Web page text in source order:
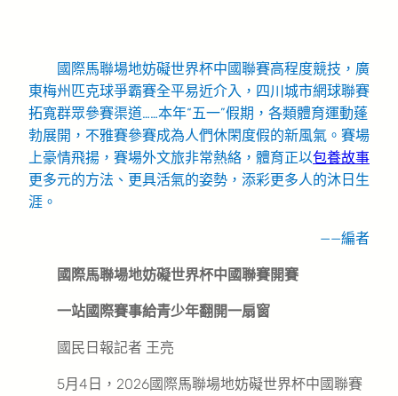
國際馬聯場地妨礙世界杯中國聯賽高程度競技，廣
東梅州匹克球爭霸賽全平易近介入，四川城市網球聯賽
拓寬群眾參賽渠道……本年“五一”假期，各類體育運動蓬
勃展開，不雅賽參賽成為人們休閑度假的新風氣。賽場
上豪情飛揚，賽場外文旅非常熱絡，體育正以包養故事
更多元的方法、更具活氣的姿勢，添彩更多人的沐日生
涯。
——編者
國際馬聯場地妨礙世界杯中國聯賽開賽
一站國際賽事給青少年翻開一扇窗
國民日報記者 王亮
5月4日，2026國際馬聯場地妨礙世界杯中國聯賽